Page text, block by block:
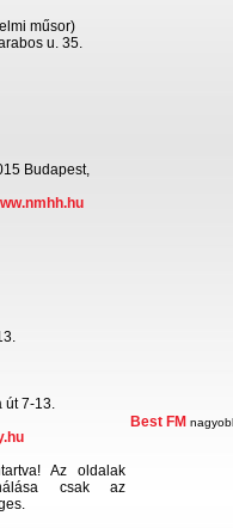
műsor)
u. 35.
Budapest,
út 7-13.
Az oldalak
csak az
Best FM